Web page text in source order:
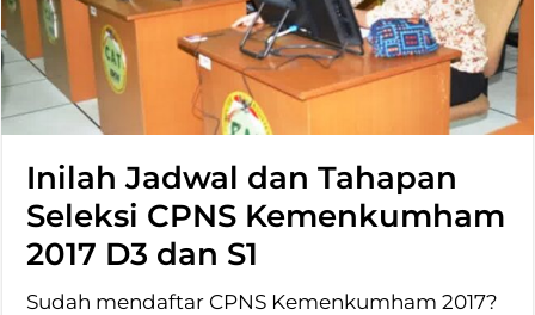
Inilah Jadwal dan Tahapan
Seleksi CPNS Kemenkumham
2017 D3 dan S1
Sudah mendaftar CPNS Kemenkumham 2017?